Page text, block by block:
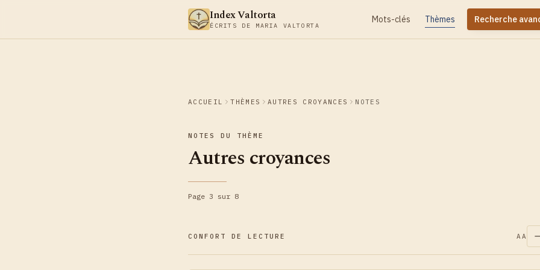
Index Valtorta
ÉCRITS DE MARIA VALTORTA
Mots-clés Thèmes Recherche
ACCUEIL THÈMES AUTRES CROYANCES NOTES
NOTES DU THÈME
Autres croyances
Page 3 sur 8
CONFORT DE LECTURE AA